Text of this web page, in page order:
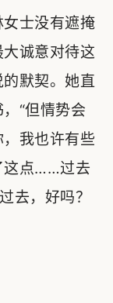
士没有遮掩
诚意对待这
默契。她直
“但情势会
我也许有些
这点……过去
去，好吗？